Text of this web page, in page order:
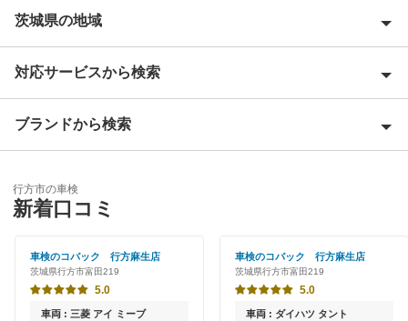
茨城県の地域
石岡市
稲敷郡
稲敷市
牛久市
小美玉市
笠間市
対応サービスから検索
Award 受賞店
特典あり
早割りあり
クレジットカードOK
ブランドから検索
アップル車検
伊藤忠エネクス
宇佐美車検
行方市の車検
新着口コミ
車検のコバック 行方麻生店
茨城県行方市富田219
5.0
車両 : 三菱 アイ ミーブ
車検のコバック 行方麻生店
茨城県行方市富田219
5.0
車両 : ダイハツ タント